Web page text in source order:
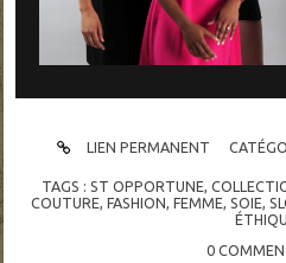
LIEN PERMANENT
TAGS :ST OPPORTUNE,
COUTURE,FASHION,FEMME,SOIE,
0